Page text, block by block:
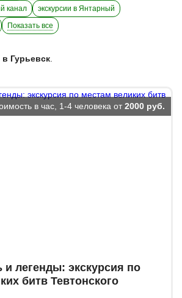
канал
экскурсии в Янтарный
Показать все
в Гурьевск
и легенды: экскурсия по
битв Тевтонского
в час, 1-4 человека от 2000 руб.